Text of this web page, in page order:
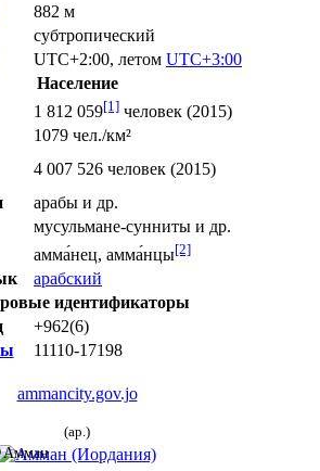
882 м
субтропический
UTC+2:00, летом UTC+3:00
Население
1 812 059[1] человек (2015)
1079 чел./км²
4 007 526 человек (2015)
арабы и др.
мусульмане-сунниты и др.
амма́нец, амма́нцы[2]
арабский
идентификаторы
+962(6)
11110-17198
ammancity.gov.jo
(ар.)
Амман